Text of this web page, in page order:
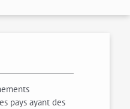
pays ayant des